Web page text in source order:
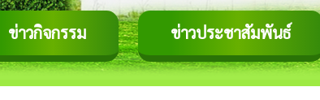
ข่าวกิจกรรม ข่าวประชาสัมพันธ์